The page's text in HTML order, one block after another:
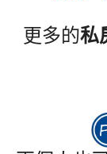
更多的私